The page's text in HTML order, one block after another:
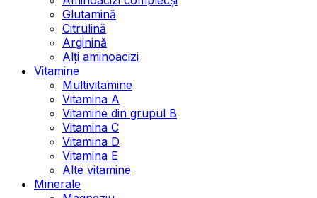
Glutamină
Citrulină
Arginină
Alți aminoacizi
Vitamine
Multivitamine
Vitamina A
Vitamine din grupul B
Vitamina C
Vitamina D
Vitamina E
Alte vitamine
Minerale